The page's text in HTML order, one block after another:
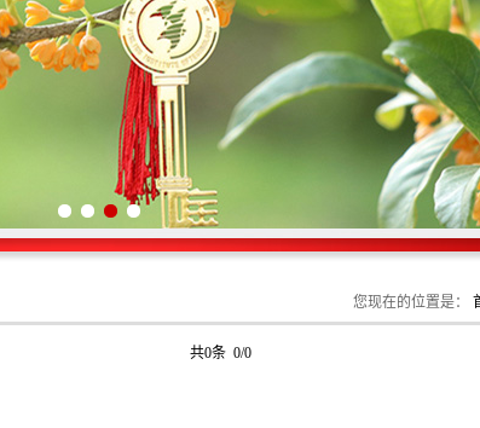
您现在的位置是：
共0条 0/0